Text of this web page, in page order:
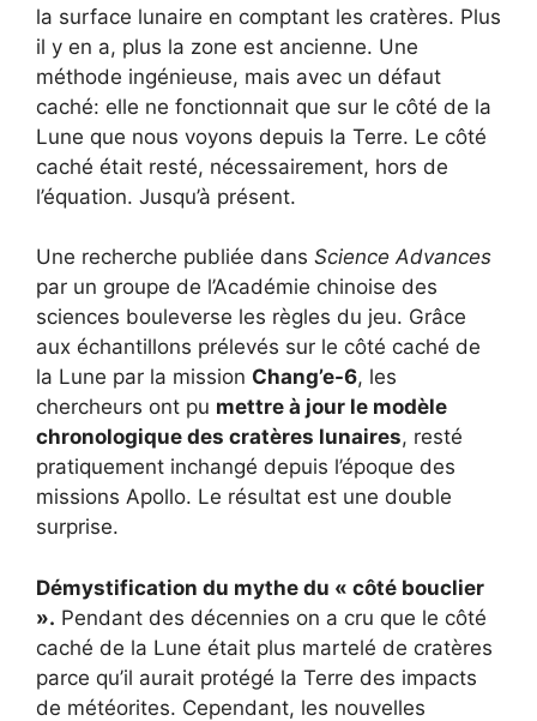
la surface lunaire en comptant les cratères. Plus
il y en a, plus la zone est ancienne. Une
méthode ingénieuse, mais avec un défaut
caché: elle ne fonctionnait que sur le côté de la
Lune que nous voyons depuis la Terre. Le côté
caché était resté, nécessairement, hors de
l’équation. Jusqu’à présent.
Une recherche publiée dans Science Advances
par un groupe de l’Académie chinoise des
sciences bouleverse les règles du jeu. Grâce
aux échantillons prélevés sur le côté caché de
la Lune par la mission Chang’e-6, les
chercheurs ont pu mettre à jour le modèle
chronologique des cratères lunaires, resté
pratiquement inchangé depuis l’époque des
missions Apollo. Le résultat est une double
surprise.
Démystification du mythe du « côté bouclier
». Pendant des décennies on a cru que le côté
caché de la Lune était plus martelé de cratères
parce qu’il aurait protégé la Terre des impacts
de météorites. Cependant, les nouvelles